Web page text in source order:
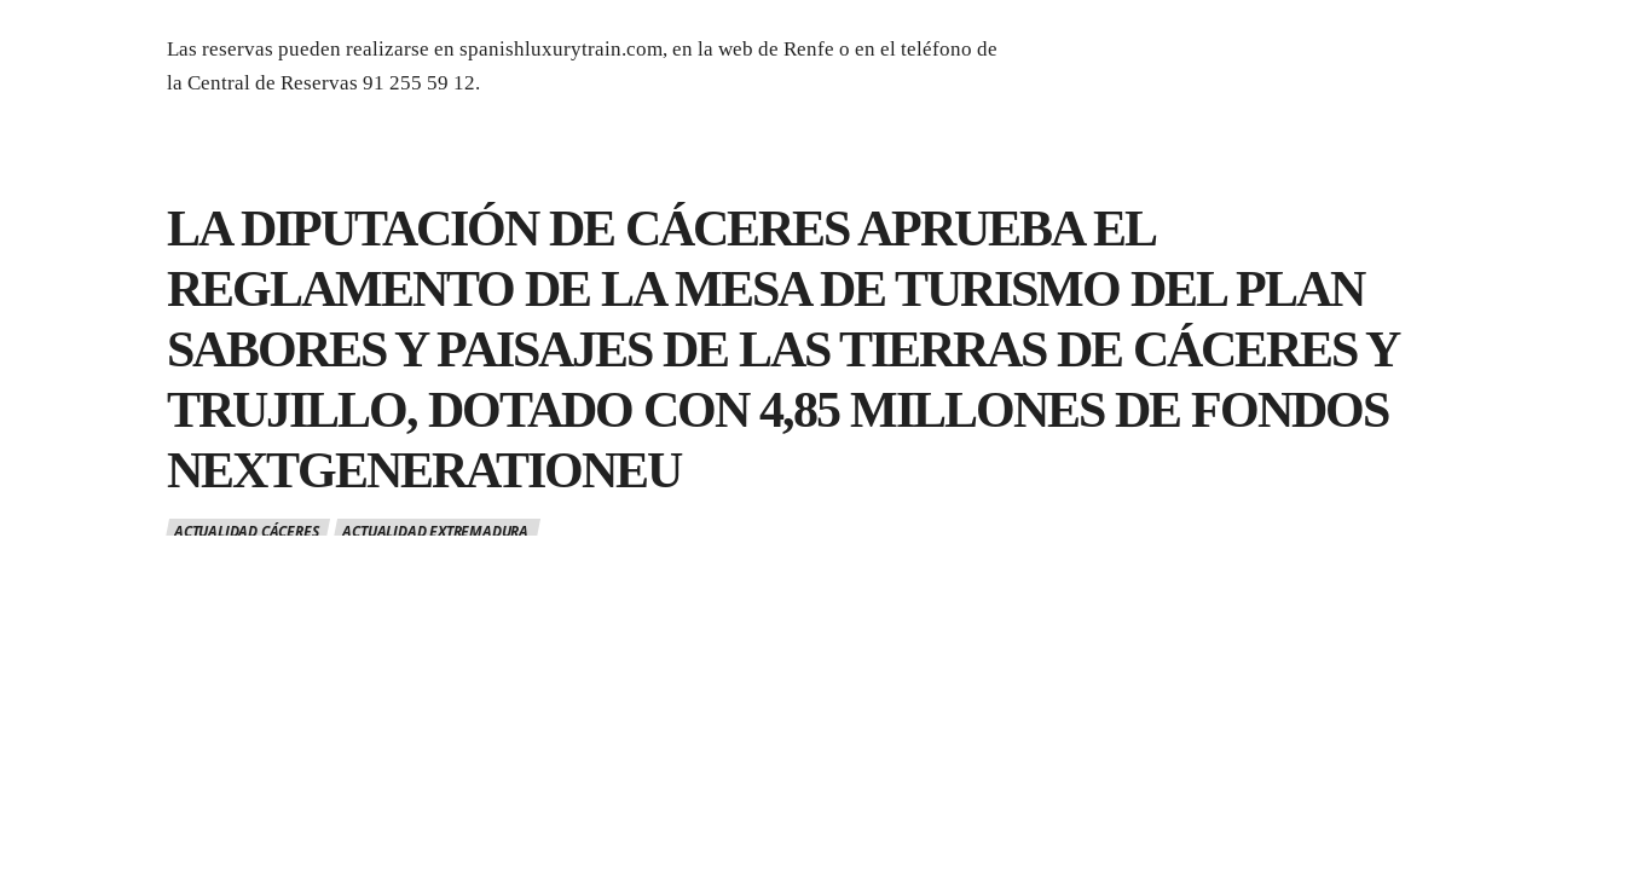
Las reservas pueden realizarse en spanishluxurytrain.com, en la web de Renfe o en el teléfono de
la Central de Reservas 91 255 59 12.